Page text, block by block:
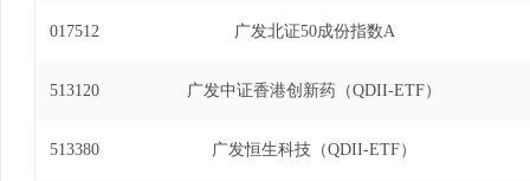
017512 广发北证50成份指数A
513120 广发中证香港创新药（QDII-ETF）
513380 广发恒生科技（QDII-ETF）